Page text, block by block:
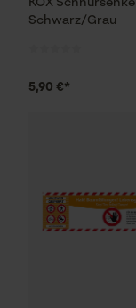
KOX Schnürsenkel
Schwarz/Grau
5,90 €*